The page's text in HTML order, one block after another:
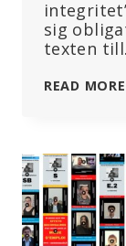
sig
texten
READ MORE